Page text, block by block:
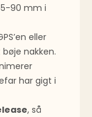
90 mm i
eller
nakken.
har gigt i
, så